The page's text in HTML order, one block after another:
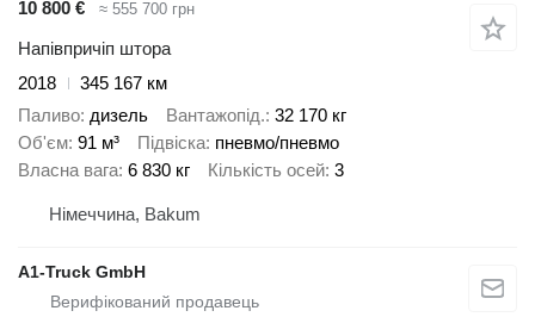
10 800 €
≈ 555 700 грн
Напівпричіп штора
2018
345 167 км
Паливо дизель Вантажопід. 32 170 кг
Об'єм 91 м³ Підвіска пневмо/пневмо
Власна вага 6 830 кг Кількість осей 3
Німеччина, Bakum
A1-Truck GmbH